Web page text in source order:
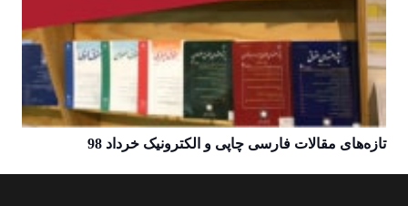
تازه‌های مقالات فارسی چاپی و الکترونیک خرداد 98